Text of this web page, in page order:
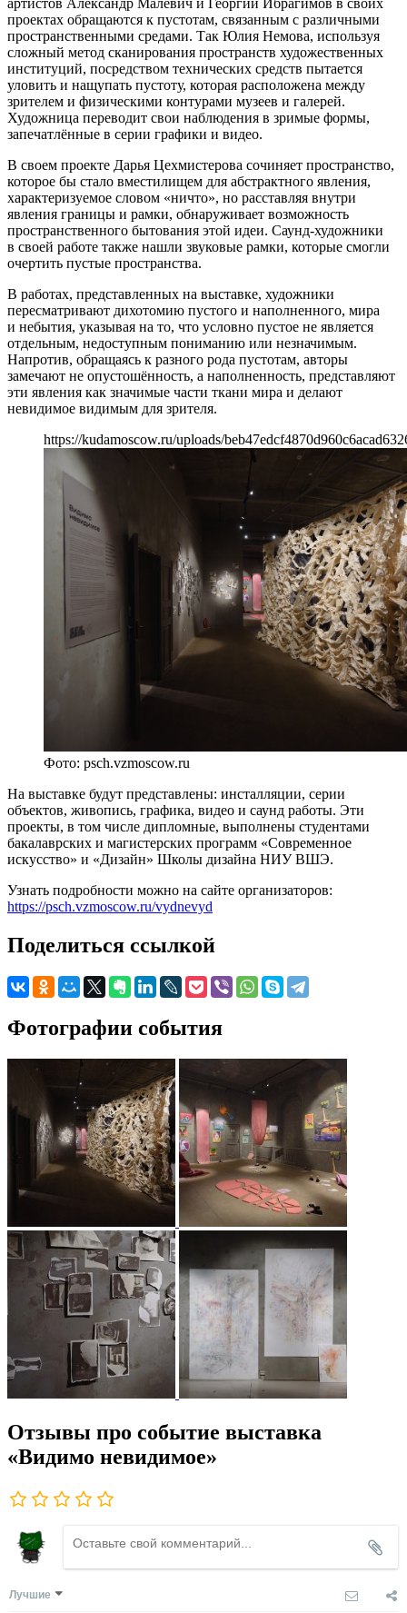
артистов Александр Малевич и Георгий Ибрагимов в своих
проектах обращаются к пустотам, связанным с различными
пространственными средами. Так Юлия Немова, используя
сложный метод сканирования пространств художественных
институций, посредством технических средств пытается
уловить и нащупать пустоту, которая расположена между
зрителем и физическими контурами музеев и галерей.
Художница переводит свои наблюдения в зримые формы,
запечатлённые в серии графики и видео.
В своем проекте Дарья Цехмистерова сочиняет пространство,
которое бы стало вместилищем для абстрактного явления,
характеризуемое словом «ничто», но расставляя внутри
явления границы и рамки, обнаруживает возможность
пространственного бытования этой идеи. Саунд-художники
в своей работе также нашли звуковые рамки, которые смогли
очертить пустые пространства.
В работах, представленных на выставке, художники
пересматривают дихотомию пустого и наполненного, мира
и небытия, указывая на то, что условно пустое не является
отдельным, недоступным пониманию или незначимым.
Напротив, обращаясь к разного рода пустотам, авторы
замечают не опустошённость, а наполненность, представляют
эти явления как значимые части ткани мира и делают
невидимое видимым для зрителя.
https://kudamoscow.ru/uploads/
Фото: psch.vzmoscow.ru
На выставке будут представлены: инсталляции, серии
объектов, живопись, графика, видео и саунд работы. Эти
проекты, в том числе дипломные, выполнены студентами
бакалаврских и магистерских программ «Современное
искусство» и «Дизайн» Школы дизайна НИУ ВШЭ.
Узнать подробности можно на сайте организаторов:
https://psch.vzmoscow.ru/vydnevyd
Поделиться ссылкой
Фотографии события
Отзывы про событие выставка
«Видимо невидимое»
Лучшие